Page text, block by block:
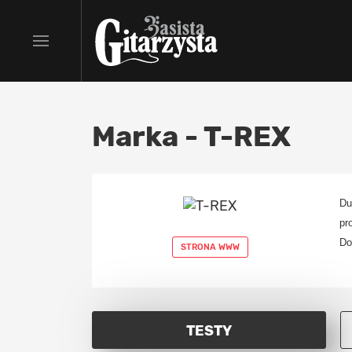
Marka - T-REX
STRONA WWW
TESTY